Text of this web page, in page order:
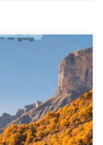
Alpes Là
invitent à
en Montagne